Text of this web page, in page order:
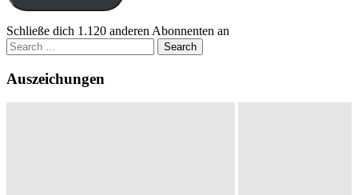
Schließe dich 1.120 anderen Abonnenten an
Search
for:
Auszeichungen